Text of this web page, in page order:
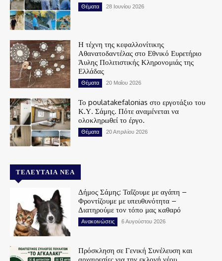
Θέματα 28 Ιουνίου 2026
Η τέχνη της κεφαλλονίτικης
Αθανατοδαντέλας στο Εθνικό Ευρετήριο
Άυλης Πολιτιστικής Κληρονομιάς της
Ελλάδας
Θέματα 20 Μαΐου 2026
Το poulatakefalonias στο εργοτάξιο του
Κ.Υ. Σάμης. Πότε αναμένεται να
ολοκληρωθεί το έργο.
Θέματα 20 Απριλίου 2026
ΤΕΛΕΥΤΑΊΑ ΝΈΑ
Δήμος Σάμης: Ταΐζουμε με αγάπη –
Φροντίζουμε με υπευθυνότητα –
Διατηρούμε τον τόπο μας καθαρό
Ανακοινώσεις 6 Αυγούστου 2026
Πρόσκληση σε Γενική Συνέλευση και